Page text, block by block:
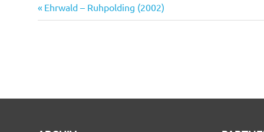
Beitragsnavigation
Vorheriger
Beitrag:
Ehrwald – Ruhpolding (2002)